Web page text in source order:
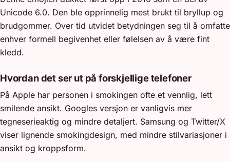
Unicode 6.0. Den ble opprinnelig mest brukt til bryllup og
brudgommer. Over tid utvidet betydningen seg til å omfatte
enhver formell begivenhet eller følelsen av å være fint
kledd.
Hvordan det ser ut på forskjellige telefoner
På Apple har personen i smokingen ofte et vennlig, lett
smilende ansikt. Googles versjon er vanligvis mer
tegneserieaktig og mindre detaljert. Samsung og Twitter/X
viser lignende smokingdesign, med mindre stilvariasjoner i
ansikt og kroppsform.